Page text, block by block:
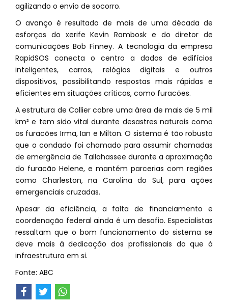
agilizando o envio de socorro.
O avanço é resultado de mais de uma década de
esforços do xerife Kevin Rambosk e do diretor de
comunicações Bob Finney. A tecnologia da empresa
RapidSOS conecta o centro a dados de edifícios
inteligentes, carros, relógios digitais e outros
dispositivos, possibilitando respostas mais rápidas e
eficientes em situações críticas, como furacões.
A estrutura de Collier cobre uma área de mais de 5 mil
km² e tem sido vital durante desastres naturais como
os furacões Irma, Ian e Milton. O sistema é tão robusto
que o condado foi chamado para assumir chamadas
de emergência de Tallahassee durante a aproximação
do furacão Helene, e mantém parcerias com regiões
como Charleston, na Carolina do Sul, para ações
emergenciais cruzadas.
Apesar da eficiência, a falta de financiamento e
coordenação federal ainda é um desafio. Especialistas
ressaltam que o bom funcionamento do sistema se
deve mais à dedicação dos profissionais do que à
infraestrutura em si.
Fonte: ABC